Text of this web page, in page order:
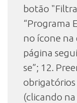
botão
“Programa
no ícone na
página
se”; 12.
(clicando na